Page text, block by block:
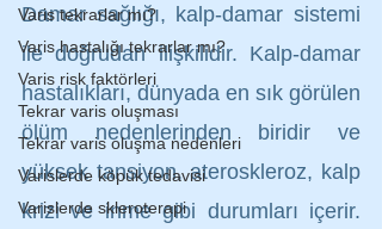
Varis tekrarlar mı?
Varis hastalığı tekrarlar mı?
Varis risk faktörleri
Tekrar varis oluşması
Tekrar varis oluşma nedenleri
Varislerde köpük tedavisi
Varislerde skleroterapi
Damar sağlığı, kalp-damar sistemi
ile doğrudan ilişkilidir. Kalp-damar
hastalıkları, dünyada en sık görülen
ölüm nedenlerinden biridir ve
yüksek tansiyon, ateroskleroz, kalp
krizi ve inme gibi durumları içerir.